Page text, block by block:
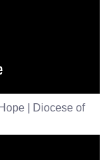
| Diocese of